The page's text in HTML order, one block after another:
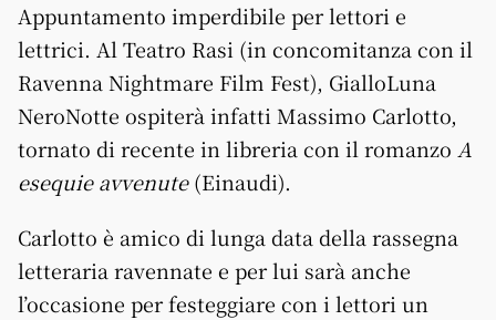
Appuntamento imperdibile per lettori e
lettrici. Al Teatro Rasi (in concomitanza con il
Ravenna Nightmare Film Fest), GialloLuna
NeroNotte ospiterà infatti Massimo Carlotto,
tornato di recente in libreria con il romanzo A
esequie avvenute(Einaudi).
Carlotto è amico di lunga data della rassegna
letteraria ravennate e per lui sarà anche
l’occasione per festeggiare con i lettori un